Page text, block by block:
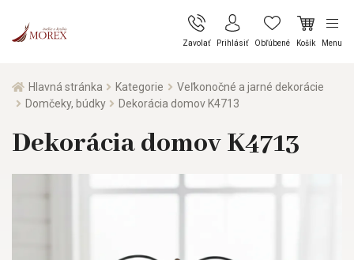
Zavolať Prihlásiť Obľúbené Košík Menu
Hlavná stránka Kategorie
Veľkonočné a jarné dekorácie
Domčeky, búdky
Dekorácia domov K4713
Dekorácia domov K4713